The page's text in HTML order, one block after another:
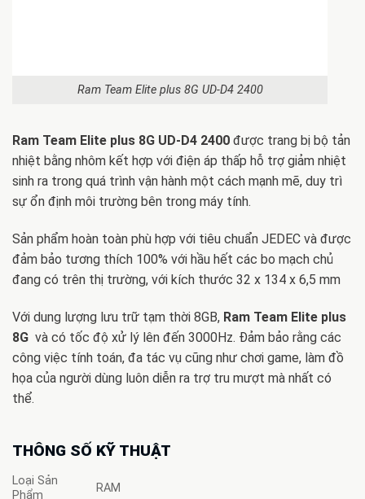
Ram Team Elite plus 8G UD-D4 2400
Ram Team Elite plus 8G UD-D4 2400 được trang bị bộ tản
nhiệt bằng nhôm kết hợp với điện áp thấp hỗ trợ giảm nhiệt
sinh ra trong quá trình vận hành một cách mạnh mẽ, duy trì
sự ổn định môi trường bên trong máy tính.
Sản phẩm hoàn toàn phù hợp với tiêu chuẩn JEDEC và được
đảm bảo tương thích 100% với hầu hết các bo mạch chủ
đang có trên thị trường, với kích thước 32 x 134 x 6,5 mm
Với dung lượng lưu trữ tạm thời 8GB, Ram Team Elite plus
8G và có tốc độ xử lý lên đến 3000Hz. Đảm bảo rằng các
công việc tính toán, đa tác vụ cũng như chơi game, làm đồ
họa của người dùng luôn diễn ra trợ tru mượt mà nhất có
thể.
THÔNG SỐ KỸ THUẬT
Loại Sản
Phẩm
RAM